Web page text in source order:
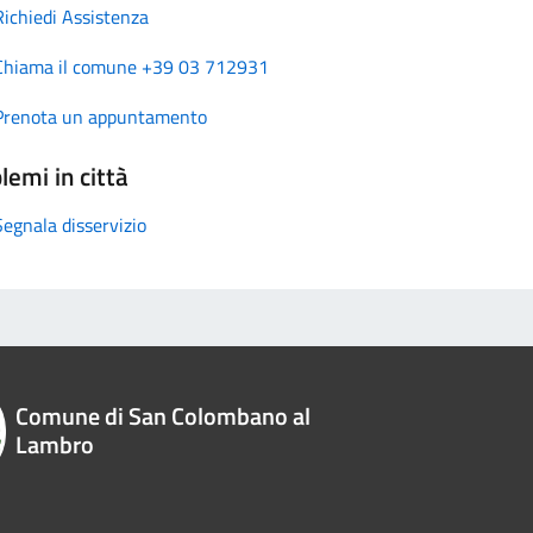
Assistenza
il comune +39 03 712931
un appuntamento
in città
disservizio
Comune di San Colombano al
Lambro